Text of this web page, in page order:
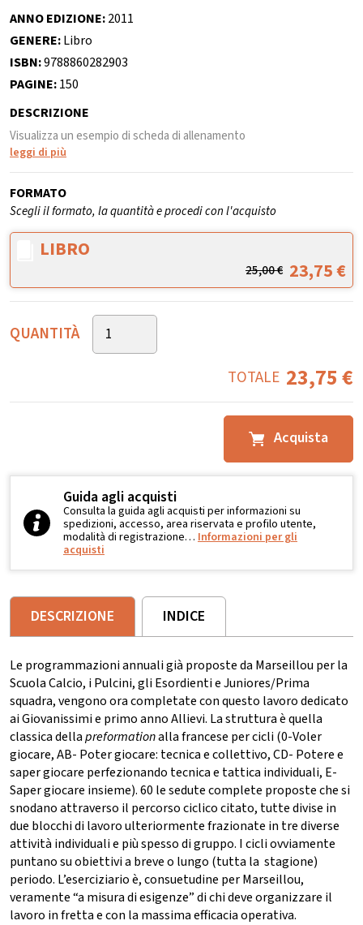
ANNO EDIZIONE:2011
GENERE:Libro
ISBN:9788860282903
PAGINE:150
DESCRIZIONE
Visualizza un esempio di scheda di allenamento
leggi di più
FORMATO
Scegli il formato, la quantità e procedi con l'acquisto
LIBRO
25,00€ 23,75€
QUANTITÀ
TOTALE 23,75€
Acquista
Guida agli acquisti
Consulta la guida agli acquisti per informazioni su
spedizioni, accesso, area riservata e profilo utente,
modalità di registrazione… Informazioni per gli
acquisti
DESCRIZIONE INDICE
Le programmazioni annuali già proposte da Marseillou per la
Scuola Calcio, i Pulcini, gli Esordienti e Juniores/Prima
squadra, vengono ora completate con questo lavoro dedicato
ai Giovanissimi e primo anno Allievi. La struttura è quella
classica dellapreformationalla francese per cicli (0-Voler
giocare, AB- Poter giocare: tecnica e collettivo, CD- Potere e
saper giocare perfezionando tecnica e tattica individuali, E-
Saper giocare insieme). 60 le sedute complete proposte che si
snodano attraverso il percorso ciclico citato, tutte divise in
due blocchi di lavoro ulteriormente frazionate in tre diverse
attività individuali e più spesso di gruppo. I cicli ovviamente
puntano su obiettivi a breve o lungo (tutta la stagione)
periodo. L’eserciziario è, consuetudine per Marseillou,
veramente “a misura di esigenze” di chi deve organizzare il
lavoro in fretta e con la massima efficacia operativa.